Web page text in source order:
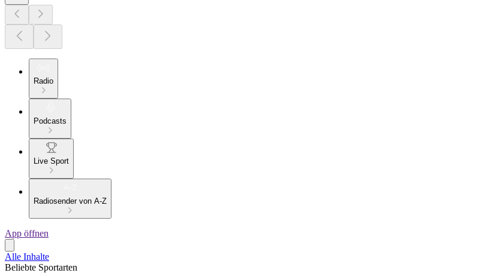
Radio
Podcasts
Live Sport
Radiosender von A-Z
App öffnen
Alle Inhalte
Beliebte Sportarten